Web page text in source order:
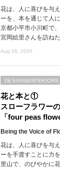
花は、人に喜びを与
ーを、本を通じて人
京都小平市小川町で
宮岡絵里さんを訪ねた
Aug 06, 2026
花と本と①
スローフラワー
「four peas
Being the Voice of
花は、人に喜びを与
ーを手渡すことに力
里山で、のびやかに
DESIGN&INTERIORS